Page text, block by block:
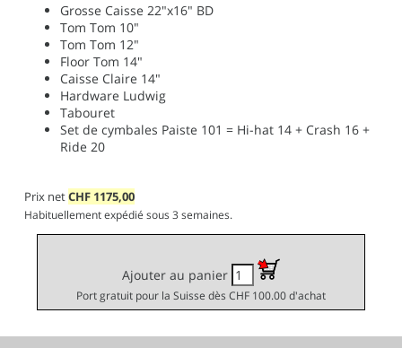
Grosse Caisse 22"x16" BD
Tom Tom 10"
Tom Tom 12"
Floor Tom 14"
Caisse Claire 14"
Hardware Ludwig
Tabouret
Set de cymbales Paiste 101 = Hi-hat 14 + Crash 16 +
Ride 20
Prix netCHF 1175,00
Habituellement expédié sous 3 semaines.
Ajouter au panier
Port gratuit pour la Suisse dès CHF 100.00 d'achat